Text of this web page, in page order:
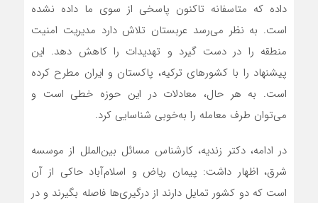
داده که متاسفانه تاکنون پاسخی از سوی ما داده نشده
است. به نظر می‌رسد عربستان تلاش دارد مدیریت امنیت
منطقه را در دست گیرد و تهدیدات را کاهش دهد. این
پیشنهاد را با کشورهای ترکیه، پاکستان و ایران مطرح کرده
است. به هر حال، معادلات در این حوزه خطی است و
می‌توان طرف معامله را به‌خوبی شناسایی کرد.
در ادامه، دکتر زندیه، کارشناس مسائل بین‌الملل از موسسه
شرق، اظهار داشت: پیمان ریاض و اسلام‌آباد حاکی از آن
است که دو کشور تمایل دارند از درگیری‌ها فاصله بگیرند و در